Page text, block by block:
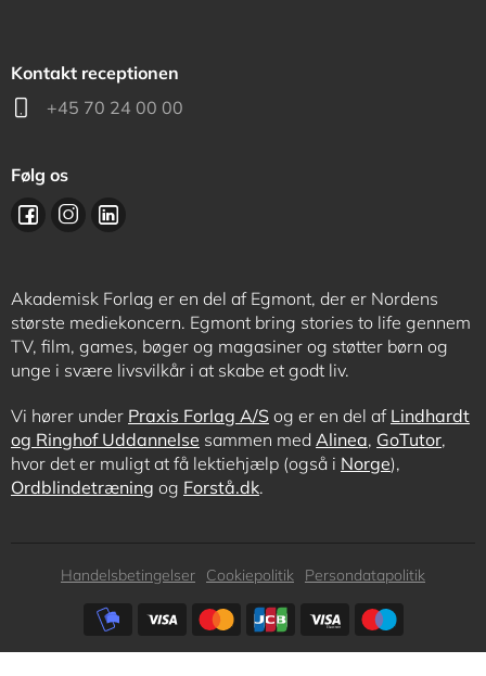
Kontakt receptionen
+45 70 24 00 00
Følg os
Akademisk Forlag er en del af Egmont, der er Nordens
største mediekoncern. Egmont bring stories to life gennem
TV, film, games, bøger og magasiner og støtter børn og
unge i svære livsvilkår i at skabe et godt liv.
Vi hører under Praxis Forlag A/S og er en del af Lindhardt
og Ringhof Uddannelse sammen med Alinea, GoTutor,
hvor det er muligt at få lektiehjælp (også i Norge),
Ordblindetræning og Forstå.dk.
Subfooter
Handelsbetingelser Cookiepolitik
Persondatapolitik
Subfooter
payment
options